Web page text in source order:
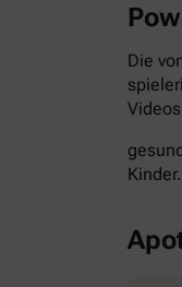
Die
Kinder.